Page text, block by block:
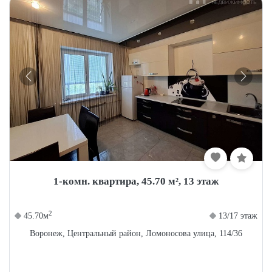
1-комн. квартира, 45.70 м², 13 этаж
45.70м2
13/17 этаж
Воронеж, Центральный район, Ломоносова улица, 114/36
использовании
Принять